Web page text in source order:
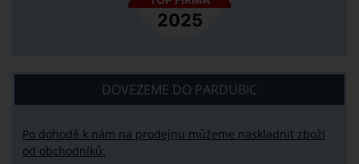
DOVEZEME DO PARDUBIC
Po dohodě k nám na prodejnu můžeme naskladnit zboží
od obchodníků: